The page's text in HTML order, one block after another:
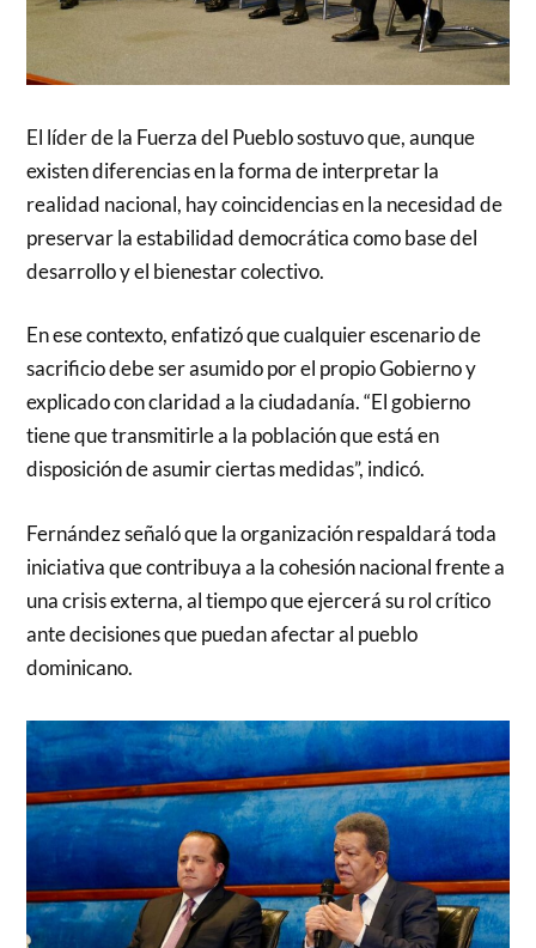
El líder de la Fuerza del Pueblo sostuvo que, aunque
existen diferencias en la forma de interpretar la
realidad nacional, hay coincidencias en la necesidad de
preservar la estabilidad democrática como base del
desarrollo y el bienestar colectivo.
En ese contexto, enfatizó que cualquier escenario de
sacrificio debe ser asumido por el propio Gobierno y
explicado con claridad a la ciudadanía. “El gobierno
tiene que transmitirle a la población que está en
disposición de asumir ciertas medidas”, indicó.
Fernández señaló que la organización respaldará toda
iniciativa que contribuya a la cohesión nacional frente a
una crisis externa, al tiempo que ejercerá su rol crítico
ante decisiones que puedan afectar al pueblo
dominicano.